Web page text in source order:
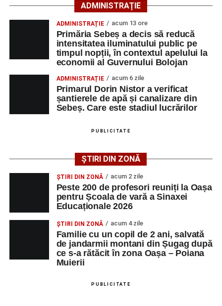
Primăria Sebeș a decis să reducă intensitatea
iluminatului public pe timpul nopții, în contextul
apelului la economii al Guvernului Bolojan
Duminică, 23 august 2026, Râpa Roșie găzduiește
cea de-a III-a ediție a concursului „CicloAventurier
de Sebeș”
Primul concert din cadrul String Symphonic Camp
2026 a adus emoție și aplauze la Sebeș
au venit la Sebeș și au susținut un recital apreciat de
tinerilor muzicieni și munca depusă în cadrul taberei, iar
spectatorii au răsplătit prestațiile cu aplauze îndelungate.
ADMINISTRAȚIE
ADMINISTRAȚIE acum 13 ore
Primăria Sebeș a decis să reducă
intensitatea iluminatului public pe
timpul nopții, în contextul apelului la
economii al Guvernului Bolojan
ADMINISTRAȚIE acum 6 zile
Primarul Dorin Nistor a verificat
șantierele de apă și canalizare din
Sebeș. Care este stadiul lucrărilor
PUBLICITATE
ȘTIRI DIN ZONĂ
ȘTIRI DIN ZONĂ acum 2 zile
Peste 200 de profesori reuniți la Oașa
pentru Școala de vară a Sinaxei
Educaționale 2026
ȘTIRI DIN ZONĂ acum 4 zile
Familie cu un copil de 2 ani, salvată
de jandarmii montani din Șugag după
ce s-a rătăcit în zona Oașa – Poiana
Muierii
PUBLICITATE